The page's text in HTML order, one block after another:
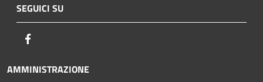
SEGUICI SU
AMMINISTRAZIONE